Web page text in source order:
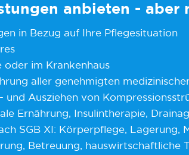
anbieten - aber
in Bezug auf Ihre Pflegesituation
oder im Krankenhaus
aller genehmigten
Ausziehen von
Ernährung, Insulintherapie,
SGB XI: Körperpflege, Lagerung,
Betreuung, hauswirtschaftliche